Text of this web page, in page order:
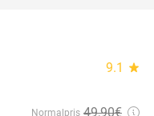
9.1 star
Normalpris 49,90€